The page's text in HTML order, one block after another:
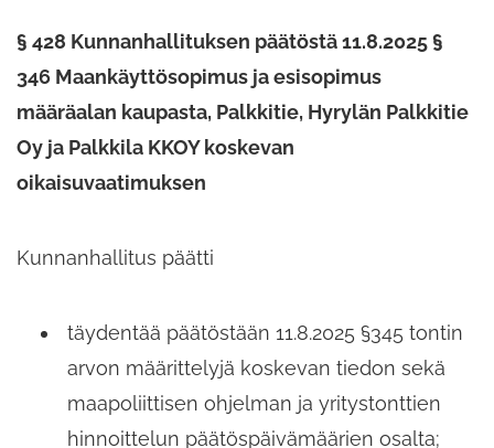
§ 428 Kunnanhallituksen päätöstä 11.8.2025 §
346 Maankäyttösopimus ja esisopimus
määräalan kaupasta,​ Palkkitie,​ Hyrylän Palkkitie
Oy ja Palkkila KKOY koskevan
oikaisuvaatimuksen
Kunnanhallitus päätti
täydentää päätöstään 11.8.2025 §345 tontin
arvon määrittelyjä koskevan tiedon sekä
maapoliittisen ohjelman ja yritystonttien
hinnoittelun päätöspäivämäärien osalta;